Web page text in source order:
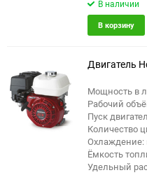
В наличии
В корзину
Двигатель
Мощность в
Рабочий
Пуск
Количество
Охлаждение:
Ёмкость
Удельный